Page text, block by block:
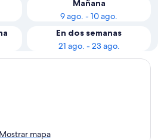
Mañana
9 ago. - 10 ago.
En dos semanas
21 ago. - 23 ago.
Mostrar mapa